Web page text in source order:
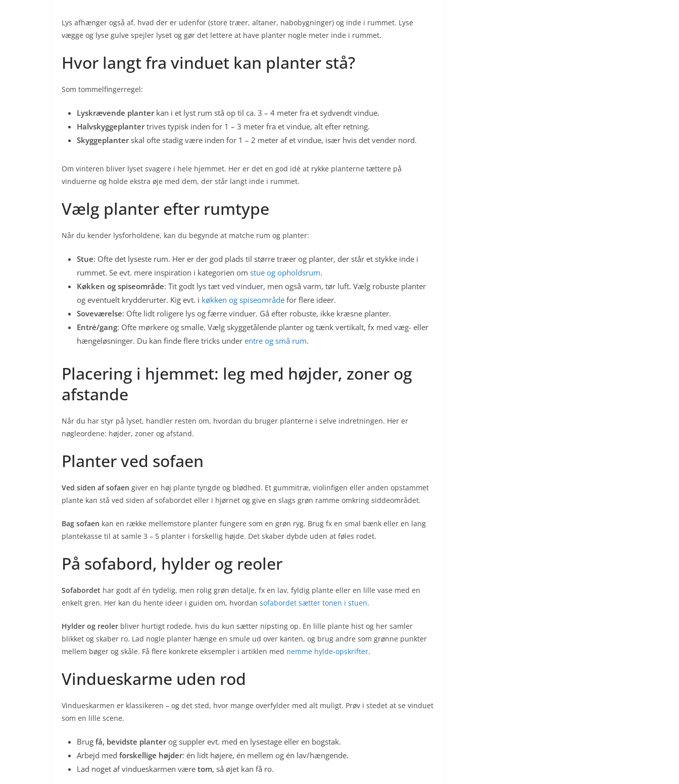
Lys afhænger også af, hvad der er udenfor (store træer, altaner, nabobygninger) og inde i rummet. Lyse
vægge og lyse gulve spejler lyset og gør det lettere at have planter nogle meter inde i rummet.
Hvor langt fra vinduet kan planter stå?
Som tommelfingerregel:
Lyskrævende planterkan i et lyst rum stå op til ca. 3 – 4 meter fra et sydvendt vindue.
Halvskyggeplantertrives typisk inden for 1 – 3 meter fra et vindue, alt efter retning.
Skyggeplanterskal ofte stadig være inden for 1 – 2 meter af et vindue, især hvis det vender nord.
Om vinteren bliver lyset svagere i hele hjemmet. Her er det en god idé at rykke planterne tættere på
vinduerne og holde ekstra øje med dem, der står langt inde i rummet.
Vælg planter efter rumtype
Når du kender lysforholdene, kan du begynde at matche rum og planter:
Stue: Ofte det lyseste rum. Her er der god plads til større træer og planter, der står et stykke inde i
rummet. Se evt. mere inspiration i kategorien om stue og opholdsrum.
Køkken og spiseområde: Tit godt lys tæt ved vinduer, men også varm, tør luft. Vælg robuste planter
og eventuelt krydderurter. Kig evt. i køkken og spiseområde for flere ideer.
Soveværelse: Ofte lidt roligere lys og færre vinduer. Gå efter robuste, ikke kræsne planter.
Entré/gang: Ofte mørkere og smalle. Vælg skyggetålende planter og tænk vertikalt, fx med væg- eller
hængeløsninger. Du kan finde flere tricks under entre og små rum.
Placering i hjemmet: leg med højder, zoner og
afstande
Når du har styr på lyset, handler resten om, hvordan du bruger planterne i selve indretningen. Her er
nøgleordene: højder, zoner og afstand.
Planter ved sofaen
Ved siden af sofaen giver en høj plante tyngde og blødhed. Et gummitræ, violinfigen eller anden opstammet
plante kan stå ved siden af sofabordet eller i hjørnet og give en slags grøn ramme omkring siddeområdet.
Bag sofaen kan en række mellemstore planter fungere som en grøn ryg. Brug fx en smal bænk eller en lang
plantekasse til at samle 3 – 5 planter i forskellig højde. Det skaber dybde uden at føles rodet.
På sofabord, hylder og reoler
Sofabordet har godt af én tydelig, men rolig grøn detalje, fx en lav, fyldig plante eller en lille vase med en
enkelt gren. Her kan du hente ideer i guiden om, hvordan sofabordet sætter tonen i stuen.
Hylder og reoler bliver hurtigt rodede, hvis du kun sætter nipsting op. En lille plante hist og her samler
blikket og skaber ro. Lad nogle planter hænge en smule ud over kanten, og brug andre som grønne punkter
mellem bøger og skåle. Få flere konkrete eksempler i artiklen med nemme hylde-opskrifter.
Vindueskarme uden rod
Vindueskarmen er klassikeren – og det sted, hvor mange overfylder med alt muligt. Prøv i stedet at se vinduet
som en lille scene.
Brug få, bevidste planterog suppler evt. med en lysestage eller en bogstak.
Arbejd med forskellige højder: én lidt højere, én mellem og én lav/hængende.
Lad noget af vindueskarmen være tom, så øjet kan få ro.